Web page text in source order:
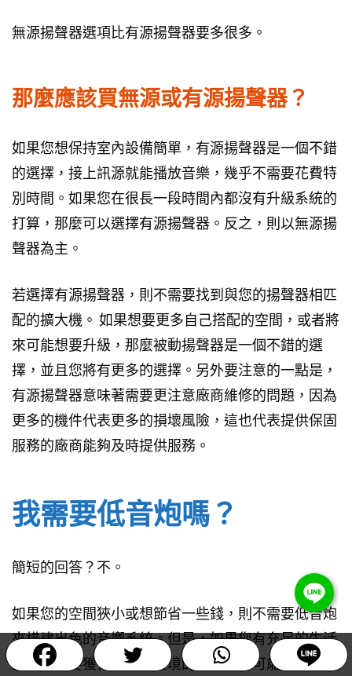
無源揚聲器選項比有源揚聲器要多很多。
那麼應該買無源或有源揚聲器？
如果您想保持室內設備簡單，有源揚聲器是一個不錯
的選擇，接上訊源就能播放音樂，幾乎不需要花費特
別時間。如果您在很長一段時間內都沒有升級系統的
打算，那麼可以選擇有源揚聲器。反之，則以無源揚
聲器為主。
若選擇有源揚聲器，則不需要找到與您的揚聲器相匹
配的擴大機。 如果想要更多自己搭配的空間，或者將
來可能想要升級，那麼被動揚聲器是一個不錯的選
擇，並且您將有更多的選擇。另外要注意的一點是，
有源揚聲器意味著需要更注意廠商維修的問題，因為
更多的機件代表更多的損壞風險，這也代表提供保固
服務的廠商能夠及時提供服務。
我需要低音炮嗎？
簡短的回答？不。
如果您的空間狹小或想節省一些錢，則不需要低音炮
來構建出色的音響系統。但是，如果您有充足的生活
空間或想要獲得最身臨其境的體驗，您可能需要添加
Item added to cart.
0 items - NT$
Checkout